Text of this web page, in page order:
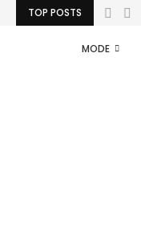
TOP POSTS
MODE